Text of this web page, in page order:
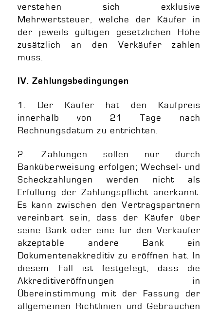
verstehen sich exklusive
Mehrwertsteuer, welche der Käufer in
der jeweils gültigen gesetzlichen Höhe
zusätzlich an den Verkäufer zahlen
muss.
IV. Zahlungsbedingungen
1. Der Käufer hat den Kaufpreis
innerhalb von 21 Tage nach
Rechnungsdatum zu entrichten.
2. Zahlungen sollen nur durch
Banküberweisung erfolgen; Wechsel- und
Scheckzahlungen werden nicht als
Erfüllung der Zahlungspflicht anerkannt.
Es kann zwischen den Vertragspartnern
vereinbart sein, dass der Käufer über
seine Bank oder eine für den Verkäufer
akzeptable andere Bank ein
Dokumentenakkreditiv zu eröffnen hat. In
diesem Fall ist festgelegt, dass die
Akkreditiveröffnungen in
Übereinstimmung mit der Fassung der
allgemeinen Richtlinien und Gebräuchen